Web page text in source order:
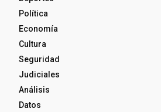
Política
Economía
Cultura
Seguridad
Judiciales
Análisis
Datos